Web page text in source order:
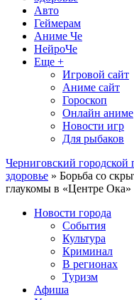
Авто
Геймерам
Аниме Че
НейроЧе
Еще +
Игровой сайт
Аниме сайт
Гороскоп
Онлайн аниме
Новости игр
Для рыбаков
Черниговский городской
здоровье » Борьба со
глаукомы в «Центре Ока»
Новости города
События
Культура
Криминал
В регионах
Туризм
Афиша